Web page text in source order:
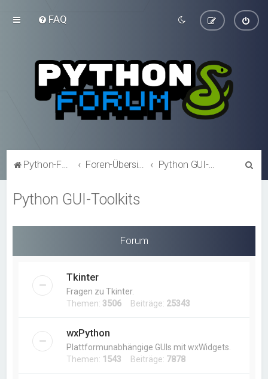
FAQ
Python-Forum.de Foren-Übersicht Python GUI-Toolkits
Python GUI-Toolkits
Forum
Tkinter
Fragen zu Tkinter.
Themen: 3506 Beiträge: 25343
wxPython
Plattformunabhängige GUIs mit wxWidgets.
Themen: 1543 Beiträge: 7878